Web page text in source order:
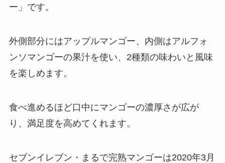
ー」です。
外側部分にはアップルマンゴー、内側はアルフォ
ンソマンゴーの果汁を使い、2種類の味わいと風味
を楽しめます。
食べ進めるほど口中にマンゴーの濃厚さが広が
り、満足度を高めてくれます。
セブンイレブン・まるで完熟マンゴーは2020年3月